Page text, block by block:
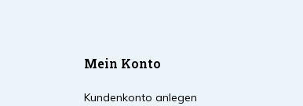
Mein Konto
Kundenkonto anlegen